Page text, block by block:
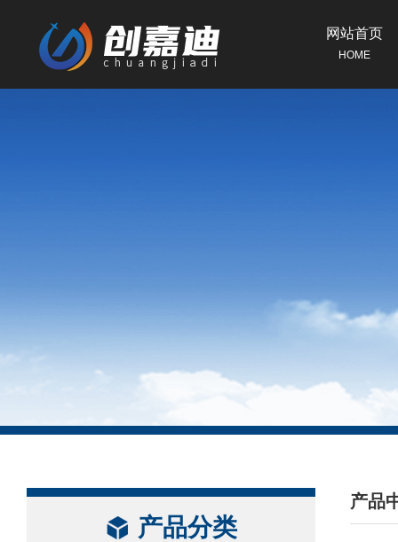
网站首页
HOME
产品分类
产品
/